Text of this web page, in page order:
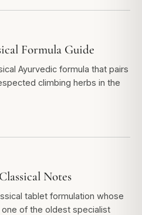
Formula Guide
Ayurvedic formula that pairs
climbing herbs in the
Notes
tablet formulation whose
of the oldest specialist